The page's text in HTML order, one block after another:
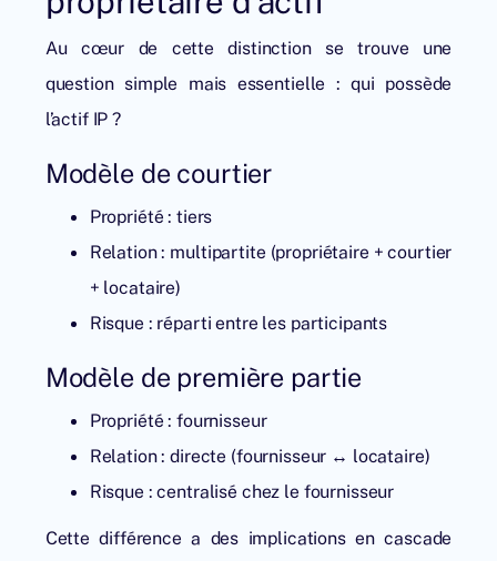
Au cœur de cette distinction se trouve une
question simple mais essentielle : qui possède
l’actif IP ?
Modèle de courtier
Propriété : tiers
Relation : multipartite (propriétaire + courtier
+ locataire)
Risque : réparti entre les participants
Modèle de première partie
Propriété : fournisseur
Relation : directe (fournisseur ↔ locataire)
Risque : centralisé chez le fournisseur
Cette différence a des implications en cascade